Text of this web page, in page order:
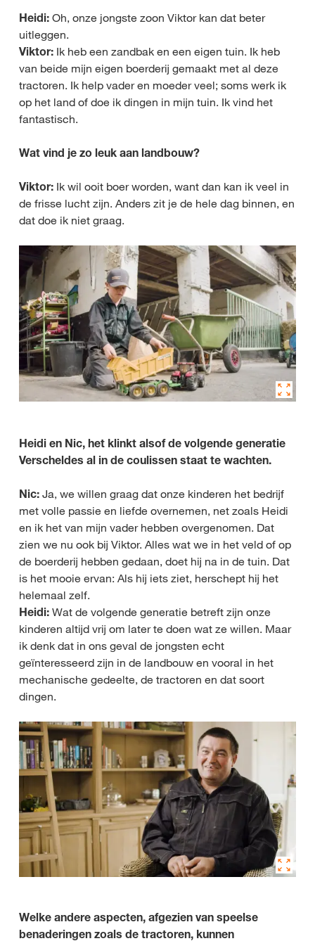
Heidi: Oh, onze jongste zoon Viktor kan dat beter
uitleggen.
Viktor: Ik heb een zandbak en een eigen tuin. Ik heb
van beide mijn eigen boerderij gemaakt met al deze
tractoren. Ik help vader en moeder veel; soms werk ik
op het land of doe ik dingen in mijn tuin. Ik vind het
fantastisch.
Wat vind je zo leuk aan landbouw?
Viktor: Ik wil ooit boer worden, want dan kan ik veel in
de frisse lucht zijn. Anders zit je de hele dag binnen, en
dat doe ik niet graag.
Heidi en Nic, het klinkt alsof de volgende generatie
Verscheldes al in de coulissen staat te wachten.
Nic: Ja, we willen graag dat onze kinderen het bedrijf
met volle passie en liefde overnemen, net zoals Heidi
en ik het van mijn vader hebben overgenomen. Dat
zien we nu ook bij Viktor. Alles wat we in het veld of op
de boerderij hebben gedaan, doet hij na in de tuin. Dat
is het mooie ervan: Als hij iets ziet, herschept hij het
helemaal zelf.
Heidi: Wat de volgende generatie betreft zijn onze
kinderen altijd vrij om later te doen wat ze willen. Maar
ik denk dat in ons geval de jongsten echt
geïnteresseerd zijn in de landbouw en vooral in het
mechanische gedeelte, de tractoren en dat soort
dingen.
Welke andere aspecten, afgezien van speelse
benaderingen zoals de tractoren, kunnen